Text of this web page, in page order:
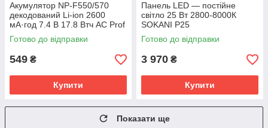
Акумулятор NP-F550/570
декодований Li-ion 2600
мА·год 7.4 В 17.8 Втч AC Prof
NP-F550
Готово до відправки
549 ₴
Купити
Панель LED — постійне
світло 25 Вт 2800-8000К
SOKANI P25
Готово до відправки
3 970 ₴
Купити
Показати ще